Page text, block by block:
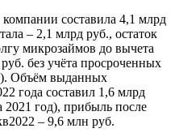
составила 4,1 млрд
– 2,1 млрд руб., остаток
микрозаймов до вычета
без учёта просроченных
Объём выданных
года составил 1,6 млрд
2021 год), прибыль после
– 9,6 млн руб.